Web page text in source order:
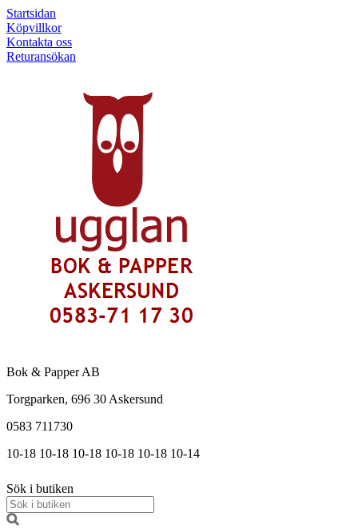
Startsidan
Köpvillkor
Kontakta oss
Returansökan
Bok & Papper AB
Torgparken, 696 30 Askersund
0583 711730
10-18 10-18 10-18 10-18 10-18 10-14
Sök i butiken